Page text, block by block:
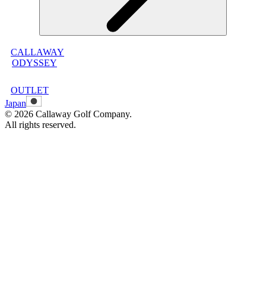
CALLAWAY
ODYSSEY
OUTLET
Japan
© 2026 Callaway Golf Company.
All rights reserved.